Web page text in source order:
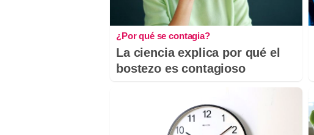
¿Por qué se contagia?
La ciencia explica por qué el
bostezo es contagioso